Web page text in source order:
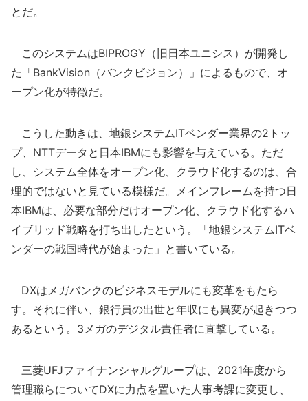
とだ。
このシステムはBIPROGY（旧日本ユニシス）が開発し
た「BankVision（バンクビジョン）」によるもので、オ
ープン化が特徴だ。
こうした動きは、地銀システムITベンダー業界の2トッ
プ、NTTデータと日本IBMにも影響を与えている。ただ
し、システム全体をオープン化、クラウド化するのは、合
理的ではないと見ている模様だ。メインフレームを持つ日
本IBMは、必要な部分だけオープン化、クラウド化するハ
イブリッド戦略を打ち出したという。「地銀システムITベ
ンダーの戦国時代が始まった」と書いている。
DXはメガバンクのビジネスモデルにも変革をもたら
す。それに伴い、銀行員の出世と年収にも異変が起きつつ
あるという。3メガのデジタル責任者に直撃している。
三菱UFJファイナンシャルグループは、2021年度から
管理職らについてDXに力点を置いた人事考課に変更し、